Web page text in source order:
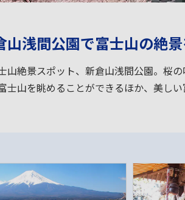
山浅間公園で富士山の絶景
山絶景スポット、新倉山浅間公園。桜
士山を眺めることができるほか、美し